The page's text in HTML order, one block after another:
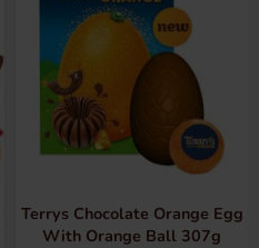
Terrys Chocolate Orange Egg
With Orange Ball 307g